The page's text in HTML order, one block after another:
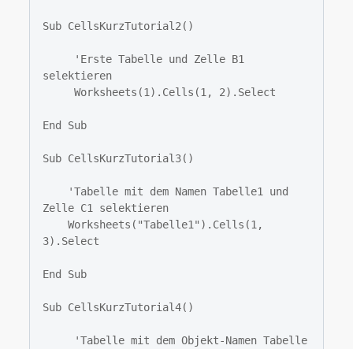
Sub CellsKurzTutorial2()
selektieren
End Sub
Sub CellsKurzTutorial3()
Zelle C1 selektieren
3).Select
End Sub
Sub CellsKurzTutorial4()